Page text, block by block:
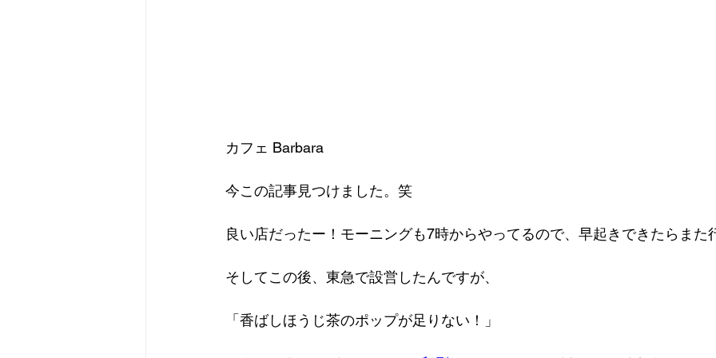
カフェ Barbara
今この記事見つけました。笑
良い店だったー！モーニングも7時からやってるので、早起きできたらまた
そしてこの後、東急で設営したんですが、
「香ばしほうじ茶のポップが足りない！」